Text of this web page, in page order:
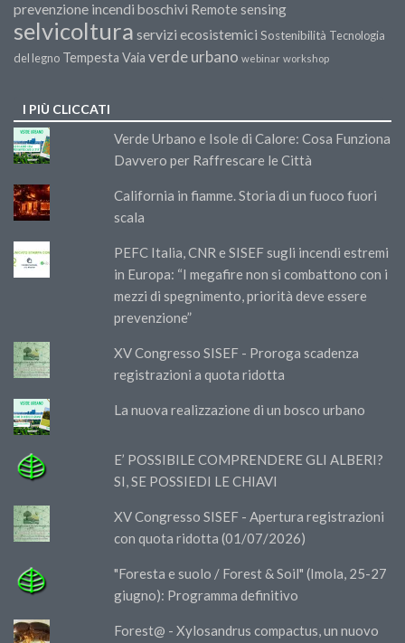
prevenzione incendi boschivi Remote sensing
selvicoltura servizi ecosistemici Sostenibilità Tecnologia
del legno Tempesta Vaia verde urbano webinar workshop
I PIÙ CLICCATI
Verde Urbano e Isole di Calore: Cosa Funziona
Davvero per Raffrescare le Città
California in fiamme. Storia di un fuoco fuori
scala
PEFC Italia, CNR e SISEF sugli incendi estremi
in Europa: “I megafire non si combattono con i
mezzi di spegnimento, priorità deve essere
prevenzione”
XV Congresso SISEF - Proroga scadenza
registrazioni a quota ridotta
La nuova realizzazione di un bosco urbano
E’ POSSIBILE COMPRENDERE GLI ALBERI?
SI, SE POSSIEDI LE CHIAVI
XV Congresso SISEF - Apertura registrazioni
con quota ridotta (01/07/2026)
"Foresta e suolo / Forest & Soil" (Imola, 25-27
giugno): Programma definitivo
Forest@ - Xylosandrus compactus, un nuovo